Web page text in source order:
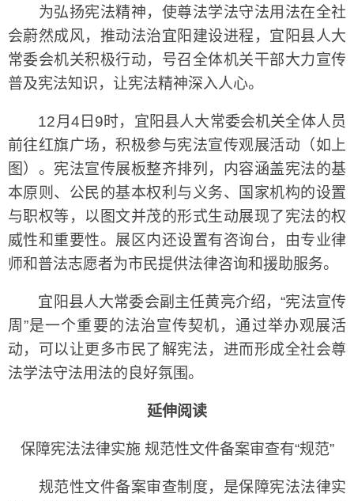
为弘扬宪法精神，使尊法学法守法用法在全社
会蔚然成风，推动法治宜阳建设进程，宜阳县人大
常委会机关积极行动，号召全体机关干部大力宣传
普及宪法知识，让宪法精神深入人心。
12月4日9时，宜阳县人大常委会机关全体人员
前往红旗广场，积极参与宪法宣传观展活动（如上
图）。宪法宣传展板整齐排列，内容涵盖宪法的基
本原则、公民的基本权利与义务、国家机构的设置
与职权等，以图文并茂的形式生动展现了宪法的权
威性和重要性。展区内还设置有咨询台，由专业律
师和普法志愿者为市民提供法律咨询和援助服务。
宜阳县人大常委会副主任黄亮介绍，“宪法宣传
周”是一个重要的法治宣传契机，通过举办观展活
动，可以让更多市民了解宪法，进而形成全社会尊
法学法守法用法的良好氛围。
延伸阅读
保障宪法法律实施 规范性文件备案审查有“规范”
规范性文件备案审查制度，是保障宪法法律实